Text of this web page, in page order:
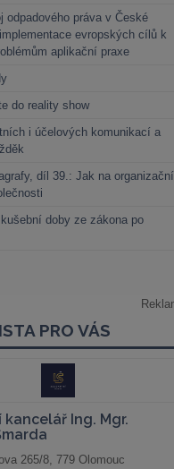
odpadového práva v České
evropských cílů k
aplikační praxe
do reality show
i účelových komunikací a
díl 39.: Jak na organizační
doby ze zákona po